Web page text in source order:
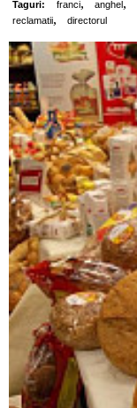
Taguri: franci, anghel ,
reclamatii, directorul